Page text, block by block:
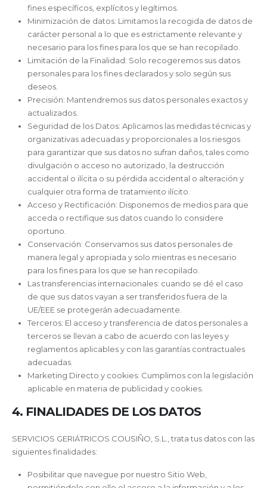
fines específicos, explícitos y legítimos.
Minimización de datos: Limitamos la recogida de datos de
carácter personal a lo que es estrictamente relevante y
necesario para los fines para los que se han recopilado.
Limitación de la Finalidad: Solo recogeremos sus datos
personales para los fines declarados y solo según sus
deseos.
Precisión: Mantendremos sus datos personales exactos y
actualizados.
Seguridad de los Datos: Aplicamos las medidas técnicas y
organizativas adecuadas y proporcionales a los riesgos
para garantizar que sus datos no sufran daños, tales como
divulgación o acceso no autorizado, la destrucción
accidental o ilícita o su pérdida accidental o alteración y
cualquier otra forma de tratamiento ilícito.
Acceso y Rectificación: Disponemos de medios para que
acceda o rectifique sus datos cuando lo considere
oportuno.
Conservación: Conservamos sus datos personales de
manera legal y apropiada y solo mientras es necesario
para los fines para los que se han recopilado.
Las transferencias internacionales: cuando se dé el caso
de que sus datos vayan a ser transferidos fuera de la
UE/EEE se protegerán adecuadamente.
Terceros: El acceso y transferencia de datos personales a
terceros se llevan a cabo de acuerdo con las leyes y
reglamentos aplicables y con las garantías contractuales
adecuadas.
Marketing Directo y cookies: Cumplimos con la legislación
aplicable en materia de publicidad y cookies.
4. FINALIDADES DE LOS DATOS
SERVICIOS GERIÁTRICOS COUSIÑO, S.L., trata tus datos con las
siguientes finalidades:
Posibilitar que navegue por nuestro Sitio Web,